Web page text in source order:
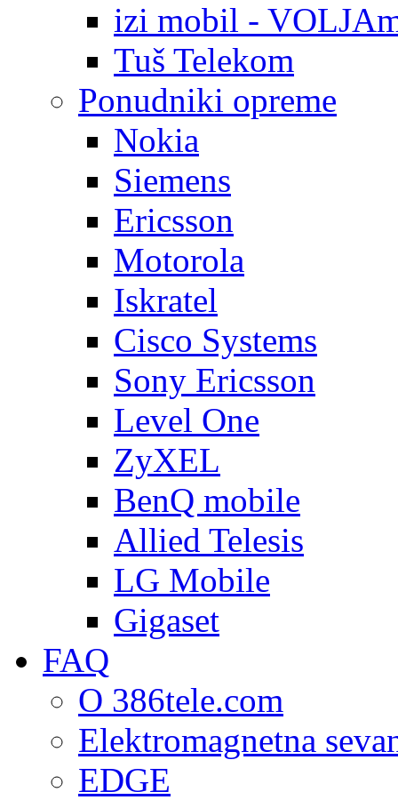
izi mobil -
Tuš Telekom
Ponudniki opreme
Nokia
Siemens
Ericsson
Motorola
Iskratel
Cisco Systems
Sony Ericsson
Level One
ZyXEL
BenQ mobile
Allied Telesis
LG Mobile
Gigaset
FAQ
O 386tele.com
Elektromagnetna
EDGE